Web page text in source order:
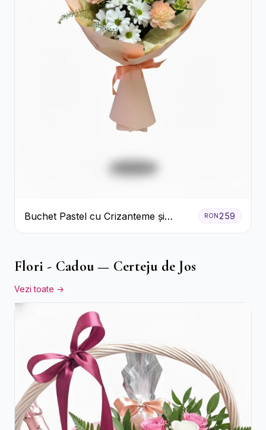
Buchet Pastel cu Crizanteme și
Garoafe
RON 259
Flori - Cadou — Certeju de Jos
Vezi toate →